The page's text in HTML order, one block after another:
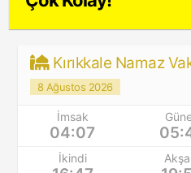
Kırıkkale Namaz
8 Ağustos 2026
İmsak
04:07
İkindi